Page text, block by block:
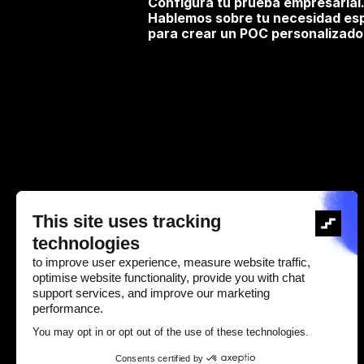
Hablemos sobre tu necesidad
para crear un POC personalizado